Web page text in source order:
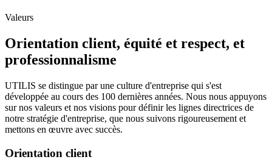
Valeurs
Orientation client, équité et respect, et
professionnalisme
UTILIS se distingue par une culture d'entreprise qui s'est
développée au cours des 100 dernières années. Nous nous appuyons
sur nos valeurs et nos visions pour définir les lignes directrices de
notre stratégie d'entreprise, que nous suivons rigoureusement et
mettons en œuvre avec succès.
Orientation client